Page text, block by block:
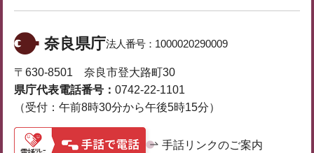
奈良県庁法人番号： 1000020290009
〒630-8501 奈良市登大路町30
県庁代表電話番号： 0742-22-1101
（受付：午前8時30分から午後5時15分）
手話リンクのご案内